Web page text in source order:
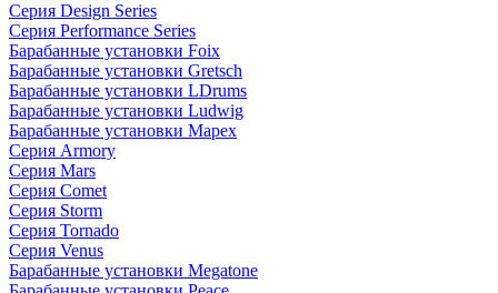
Серия Design Series
Серия Performance Series
Барабанные установки Foix
Барабанные установки Gretsch
Барабанные установки LDrums
Барабанные установки Ludwig
Барабанные установки Mapex
Серия Armory
Серия Mars
Серия Comet
Серия Storm
Серия Tornado
Серия Venus
Барабанные установки Megatone